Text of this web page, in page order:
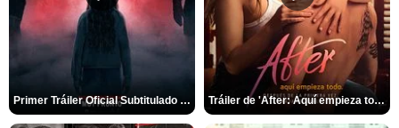
Primer Tráiler Oficial Subtitulado de 'La Noche Del Demonio: Están Entre Nosotros' Tráiler de 'After: Aquí empieza todo'